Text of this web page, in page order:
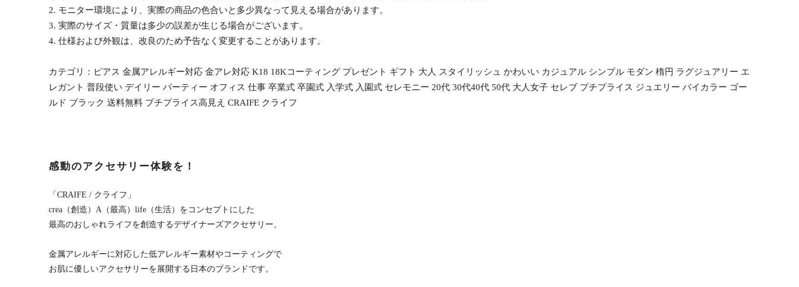
2. モニター環境により、実際の商品の色合いと多少異なって見える場合があります。
3. 実際のサイズ・質量は多少の誤差が生じる場合がございます。
4. 仕様および外観は、改良のため予告なく変更することがあります。
カテゴリ：ピアス 金属アレルギー対応 金アレ対応 K18 18Kコーティング プレゼント ギフト 大人 スタイリッシュ かわいい カジュアル シンプル モダン 楕円 ラグジュアリー エ
レガント 普段使い デイリー パーティー オフィス 仕事 卒業式 卒園式 入学式 入園式 セレモニー 20代 30代40代 50代 大人女子 セレブ プチプライス ジュエリー バイカラー ゴー
ルド ブラック 送料無料 プチプライス高見え CRAIFE クライフ
感動のアクセサリー体験を！
「CRAIFE / クライフ」
crea（創造）A（最高）life（生活）をコンセプトにした
最高のおしゃれライフを創造するデザイナーズアクセサリー。
金属アレルギーに対応した低アレルギー素材やコーティングで
お肌に優しいアクセサリーを展開する日本のブランドです。